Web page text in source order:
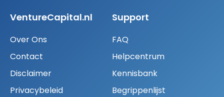
VentureCapital.nl
Over Ons
Contact
Disclaimer
Privacybeleid
Support
FAQ
Helpcentrum
Kennisbank
Begrippenlijst